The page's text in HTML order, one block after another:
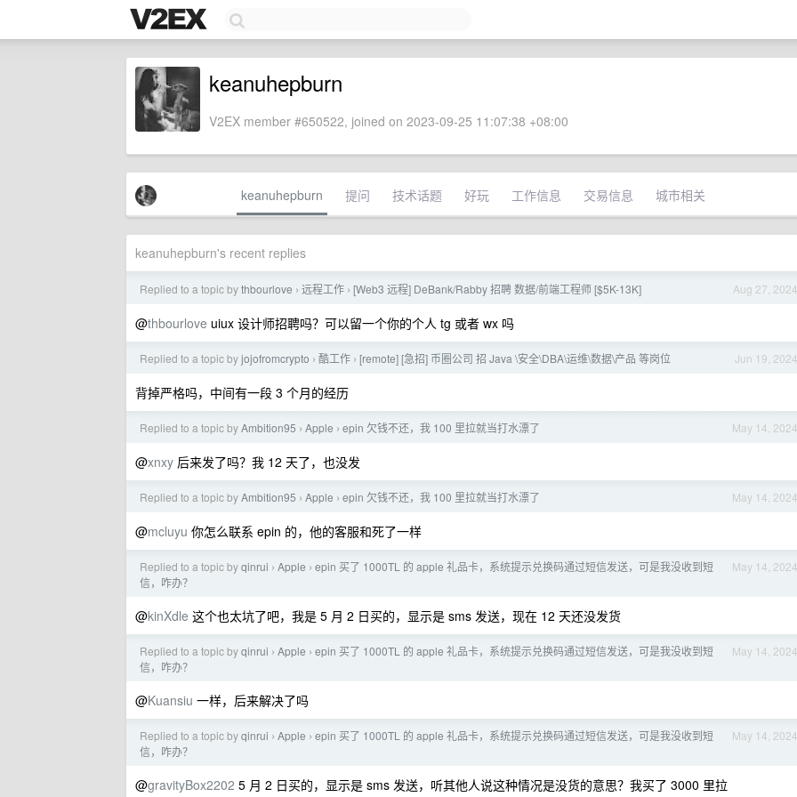
keanuhepburn
V2EX member #650522, joined on 2023-09-25 11:07:38 +08:00
keanuhepburn 提问 技术话题 好玩 工作信息 交易信息 城市相关
keanuhepburn's recent replies
Aug 27, 2024
Replied to a topic bythbourlove › 远程工作 › [Web3 远程] DeBank/Rabby 招聘 数据/前端工程师 [$5K-13K]
@thbourlove uiux 设计师招聘吗？可以留一个你的个人 tg 或者 wx 吗
Jun 19, 2024
Replied to a topic byjojofromcrypto › 酷工作 › [remote] [急招] 币圈公司 招 Java \安全\DBA\运维\数据\产品 等岗位
背掉严格吗，中间有一段 3 个月的经历
May 14, 2024
Replied to a topic byAmbition95 › Apple › epin 欠钱不还，我 100 里拉就当打水漂了
@xnxy 后来发了吗？我 12 天了，也没发
May 14, 2024
Replied to a topic byAmbition95 › Apple › epin 欠钱不还，我 100 里拉就当打水漂了
@mcluyu 你怎么联系 epin 的，他的客服和死了一样
May 14, 2024
Replied to a topic byqinrui › Apple › epin 买了 1000TL 的 apple 礼品卡，系统提示兑换码通过短信发送，可是我没收到短
信，咋办？
@kinXdle 这个也太坑了吧，我是 5 月 2 日买的，显示是 sms 发送，现在 12 天还没发货
May 14, 2024
Replied to a topic byqinrui › Apple › epin 买了 1000TL 的 apple 礼品卡，系统提示兑换码通过短信发送，可是我没收到短
信，咋办？
@Kuansiu 一样，后来解决了吗
May 14, 2024
Replied to a topic byqinrui › Apple › epin 买了 1000TL 的 apple 礼品卡，系统提示兑换码通过短信发送，可是我没收到短
信，咋办？
@gravityBox2202 5 月 2 日买的，显示是 sms 发送，听其他人说这种情况是没货的意思？我买了 3000 里拉